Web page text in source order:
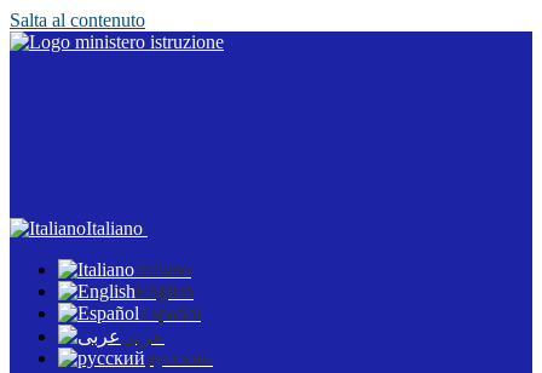
Salta al contenuto
Italiano
Italiano
English
Español
عربى
русский